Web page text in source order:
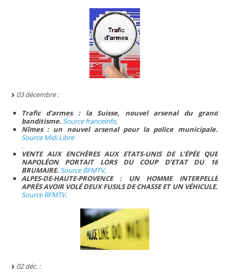
03 décembre :
Trafic d’armes : la Suisse, nouvel arsenal du grand
banditisme.Source franceinfo,
Nîmes : un nouvel arsenal pour la police municipale.
Source Midi Libre
,
VENTE AUX ENCHÈRES AUX ETATS-UNIS DE L’ÉPÉE QUE
NAPOLÉON PORTAIT LORS DU COUP D’ETAT DU 18
BRUMAIRE.Source BFMTV,
ALPES-DE-HAUTE-PROVENCE : UN HOMME INTERPELLÉ
APRÈS AVOIR VOLÉ DEUX FUSILS DE CHASSE ET UN VÉHICULE.
Source BFMTV,
02 déc. :